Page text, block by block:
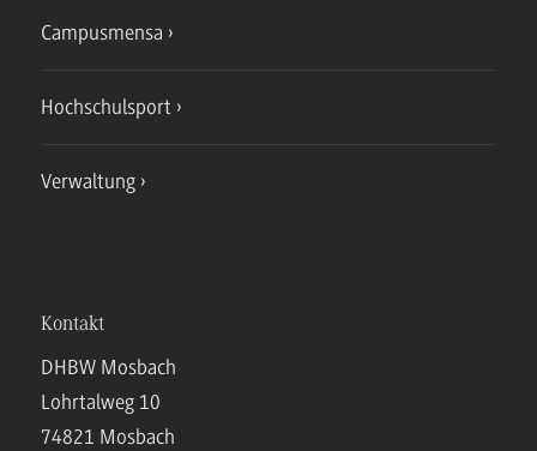
Campusmensa
Hochschulsport
Verwaltung
Kontakt
DHBW Mosbach
Lohrtalweg 10
74821 Mosbach